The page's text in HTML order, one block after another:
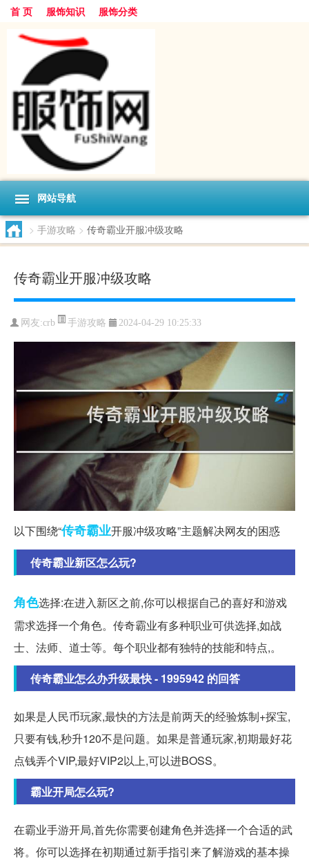
首 页 服饰知识 服饰分类
网站导航
> 手游攻略 > 传奇霸业开服冲级攻略
传奇霸业开服冲级攻略
网友:crb 手游攻略 2024-04-29 10:25:33
以下围绕“传奇霸业开服冲级攻略”主题解决网友的困惑
传奇霸业新区怎么玩?
角色选择:在进入新区之前,你可以根据自己的喜好和游戏
需求选择一个角色。传奇霸业有多种职业可供选择,如战
士、法师、道士等。每个职业都有独特的技能和特点,。
传奇霸业怎么办升级最快 - 1995942 的回答
如果是人民币玩家,最快的方法是前两天的经验炼制+探宝,
只要有钱,秒升120不是问题。如果是普通玩家,初期最好花
点钱弄个VIP,最好VIP2以上,可以进BOSS。
霸业开局怎么玩?
在霸业手游开局,首先你需要创建角色并选择一个合适的武
将。你可以选择在初期通过新手指引来了解游戏的基本操